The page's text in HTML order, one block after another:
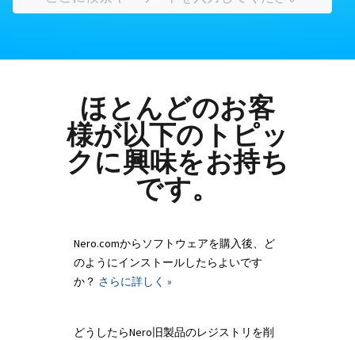
ほとんどのお客
様が以下のトピッ
クに興味をお持ち
です。
Nero.comからソフトウェアを購入後、ど
のようにインストールしたらよいです
か？ さらに詳しく »
どうしたらNero旧製品のレジストリを削